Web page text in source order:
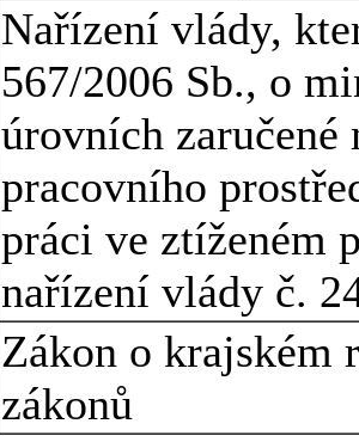
Nařízení vlády,
567/2006 Sb., o
úrovních zaručené
pracovního
práci ve ztíženém
nařízení vlády č.
Zákon o krajském
zákonů